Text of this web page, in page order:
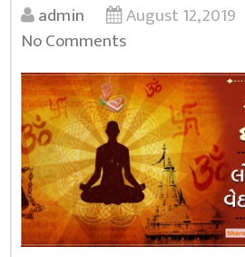
admin August 12, 2019
No Comments